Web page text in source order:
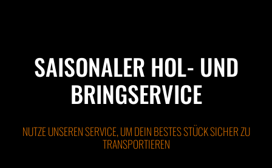
SAISONALER HOL- UND
BRINGSERVICE
NUTZE UNSEREN SERVICE, UM DEIN BESTES STÜCK SICHER ZU
TRANSPORTIEREN